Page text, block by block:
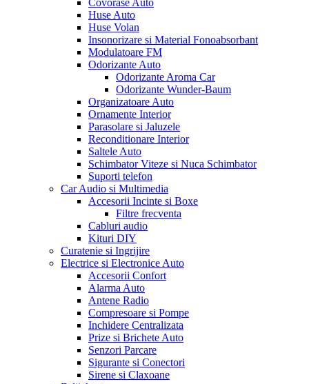
Covorase Auto
Huse Auto
Huse Volan
Insonorizare si Material Fonoabsorbant
Modulatoare FM
Odorizante Auto
Odorizante Aroma Car
Odorizante Wunder-Baum
Organizatoare Auto
Ornamente Interior
Parasolare si Jaluzele
Reconditionare Interior
Saltele Auto
Schimbator Viteze si Nuca Schimbator
Suporti telefon
Car Audio si Multimedia
Accesorii Incinte si Boxe
Filtre frecventa
Cabluri audio
Kituri DIY
Curatenie si Ingrijire
Electrice si Electronice Auto
Accesorii Confort
Alarma Auto
Antene Radio
Compresoare si Pompe
Inchidere Centralizata
Prize si Brichete Auto
Senzori Parcare
Sigurante si Conectori
Sirene si Claxoane